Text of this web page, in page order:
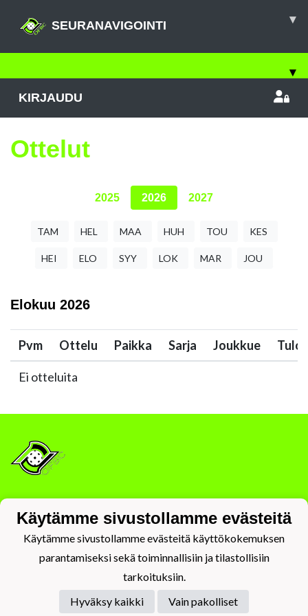
SEURANAVIGOINTI ▾
▾
KIRJAUDU
Ottelut
2025 2026 2027
TAM HEL MAA HUH TOU KES
HEI ELO SYY LOK MAR JOU
Elokuu 2026
Pvm Ottelu Paikka Sarja Joukkue Tulos
Ei otteluita
Powered by
Käytämme sivustollamme evästeitä
Käytämme sivustollamme evästeitä käyttökokemuksen
parantamiseksi sekä toiminnallisiin ja tilastollisiin
tarkoituksiin.
Hyväksy kaikki
Vain pakolliset